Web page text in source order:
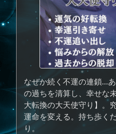
なぜか続く不運の連鎖…
の過ちを清算し、幸せな
大転換の大天使守り】。
運命を変える。持ち歩く
り。